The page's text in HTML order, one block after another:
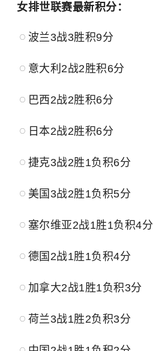
女排世联赛最新积分：
波兰3战3胜积9分
意大利2战2胜积6分
巴西2战2胜积6分
日本2战2胜积6分
捷克3战2胜1负积6分
美国3战2胜1负积5分
塞尔维亚2战1胜1负积4分
德国2战1胜1负积4分
加拿大2战1胜1负积3分
荷兰3战1胜2负积3分